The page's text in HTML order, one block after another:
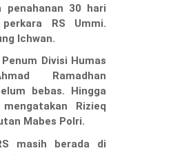
penahanan 30 hari
RS Ummi.
Ichwan.
Divisi Humas
Ramadhan
bebas. Hingga
Rizieq
Mabes Polri.
masih berada di